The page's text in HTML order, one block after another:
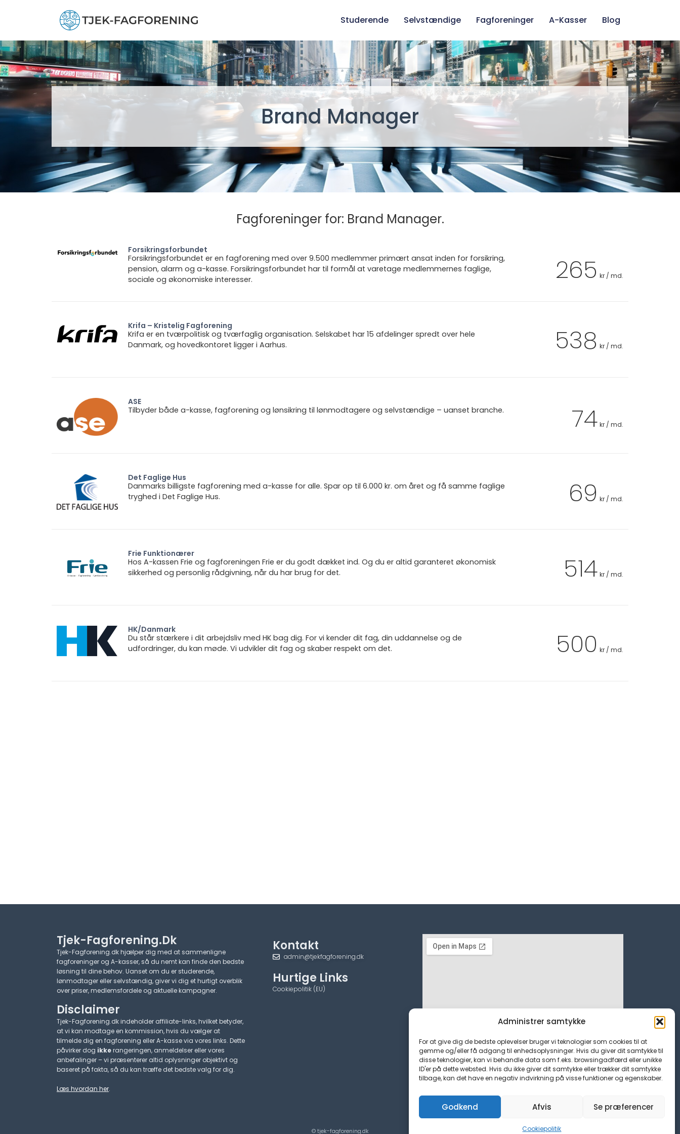
Administrer samtykke
For at give dig de bedste oplevelser bruger vi teknologier som cookies til at
gemme og/eller få adgang til enhedsoplysninger. Hvis du giver dit samtykke til
disse teknologier, kan vi behandle data som f.eks. browsingadfærd eller unikke
ID'er på dette websted. Hvis du ikke giver dit samtykke eller trækker dit samtykke
tilbage, kan det have en negativ indvirkning på visse funktioner og egenskaber.
Godkend Afvis Se præferencer
Cookiepolitik
Studerende Selvstændige Fagforeninger A-Kasser Blog
Brand Manager
Fagforeninger for: Brand Manager.
Forsikringsforbundet
Forsikringsforbundet er en fagforening med over 9.500 medlemmer primært ansat inden for forsikring,
pension, alarm og a-kasse. Forsikringsforbundet har til formål at varetage medlemmernes faglige,
sociale og økonomiske interesser.
265 kr / md.
Krifa – Kristelig Fagforening
Krifa er en tværpolitisk og tværfaglig organisation. Selskabet har 15 afdelinger spredt over hele
Danmark, og hovedkontoret ligger i Aarhus.
538 kr / md.
ASE
Tilbyder både a-kasse, fagforening og lønsikring til lønmodtagere og selvstændige – uanset branche.
74 kr / md.
Det Faglige Hus
Danmarks billigste fagforening med a-kasse for alle. Spar op til 6.000 kr. om året og få samme faglige
tryghed i Det Faglige Hus.
69 kr / md.
Frie Funktionærer
Hos A-kassen Frie og fagforeningen Frie er du godt dækket ind. Og du er altid garanteret økonomisk
sikkerhed og personlig rådgivning, når du har brug for det.
514 kr / md.
HK/Danmark
Du står stærkere i dit arbejdsliv med HK bag dig. For vi kender dit fag, din uddannelse og de
udfordringer, du kan møde. Vi udvikler dit fag og skaber respekt om det.
500 kr / md.
Tjek-Fagforening.dk
Tjek-Fagforening.dk hjælper dig med at sammenligne
fagforeninger og A-kasser, så du nemt kan finde den bedste
løsning til dine behov. Uanset om du er studerende,
lønmodtager eller selvstændig, giver vi dig et hurtigt overblik
over priser, medlemsfordele og aktuelle kampagner.​
Disclaimer
Tjek-Fagforening.dk indeholder affiliate-links, hvilket betyder,
at vi kan modtage en kommission, hvis du vælger at
tilmelde dig en fagforening eller A-kasse via vores links. Dette
påvirker dog ikkerangeringen, anmeldelser eller vores
anbefalinger – vi præsenterer altid oplysninger objektivt og
baseret på fakta, så du kan træffe det bedste valg for dig.
Læs hvordan her.
Kontakt
admin@tjekfagforening.dk
Hurtige Links
Cookiepolitik (EU)
© tjek-fagforening.dk